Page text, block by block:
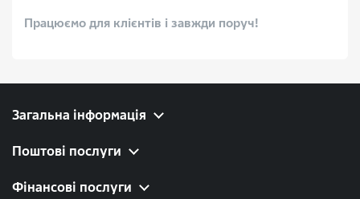
Працюємо для клієнтів і завжди поруч!
Загальна інформація
Поштові послуги
Фінансові послуги